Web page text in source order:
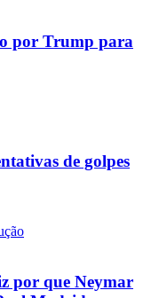
por Trump para
de golpes
por que Neymar